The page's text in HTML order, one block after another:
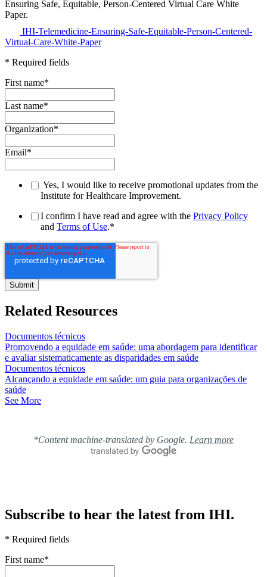
Ensuring Safe, Equitable, Person-Centered Virtual Care White
Paper.
IHI-Telemedicine-Ensuring-Safe-Equitable-Person-Centered-
Virtual-Care-White-Paper
* Required fields
First name*
Last name*
Organization*
Email*
Yes, I would like to receive promotional updates from the
Institute for Healthcare Improvement.
I confirm I have read and agree with the Privacy Policy
and Terms of Use.*
Related Resources
Documentos técnicos
Promovendo a equidade em saúde: uma abordagem para identificar
e avaliar sistematicamente as disparidades em saúde
Documentos técnicos
Alcançando a equidade em saúde: um guia para organizações de
saúde
See More
*Content machine-translated by Google. Learn more
Subscribe to hear the latest from IHI.
* Required fields
First name*